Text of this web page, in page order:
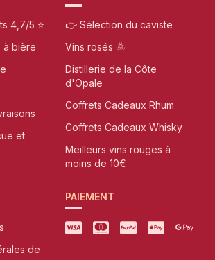
4,7/5 ⭐
à bière
et
👉 Sélection du caviste
Vins rosés 🌞
Distillerie de la Côte
d'Opale
Coffrets Cadeaux Rhum
Coffrets Cadeaux Whisky
Meilleurs vins rouges à
moins de 10€
de
PAIEMENT